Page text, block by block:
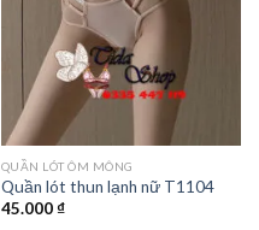
QUẦN LÓT ÔM MÔNG
Quần lót thun lạnh nữ T1104
45.000₫